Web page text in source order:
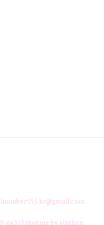
-0435 | Hosting by sixshop